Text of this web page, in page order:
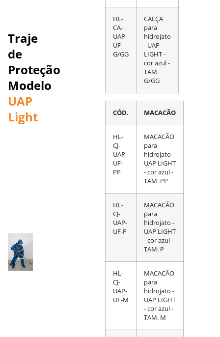
Traje
de
Proteção
Modelo
UAP
Light
HL-
CA-
UAP-
UF-
G/GG
CALÇA
para
hidrojato
- UAP
LIGHT -
cor azul -
TAM.
G/GG
CÓD. MACACÃO
HL-
CJ-
UAP-
UF-
PP
MACACÃO
para
hidrojato -
UAP LIGHT
- cor azul -
TAM. PP
HL-
CJ-
UAP-
UF-P
MACACÃO
para
hidrojato -
UAP LIGHT
- cor azul -
TAM. P
HL-
CJ-
UAP-
UF-M
MACACÃO
para
hidrojato -
UAP LIGHT
- cor azul -
TAM. M